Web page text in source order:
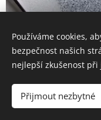
Na balkoně světle
Používáme cookies,
bezpečnost našich
nejlepší zkušenost při
Přijmout nezbytné